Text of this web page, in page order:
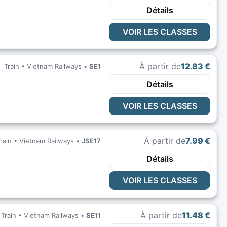
Détails
VOIR LES CLASSES
Train • Vietnam Railways • SE1 À partir de12.83 €
Détails
VOIR LES CLASSES
• Vietnam Railways • JSE17 À partir de7.99 €
Détails
VOIR LES CLASSES
Train • Vietnam Railways • SE11 À partir de11.48 €